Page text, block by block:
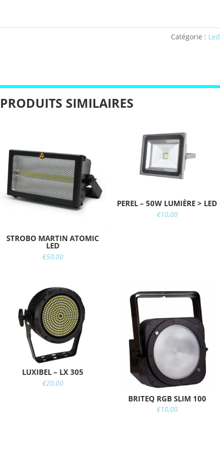
Catégorie : Led
PRODUITS SIMILAIRES
STROBO MARTIN ATOMIC
LED
€50,00
PEREL – 50W LUMIÈRE > LED
€10,00
LUXIBEL – LX 305
€20,00
BRITEQ RGB SLIM 100
€10,00